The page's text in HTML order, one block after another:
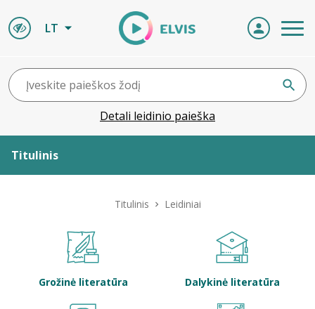
LT
Detali leidinio paieška
Titulinis
Titulinis Leidiniai
Grožinė literatūra Dalykinė literatūra